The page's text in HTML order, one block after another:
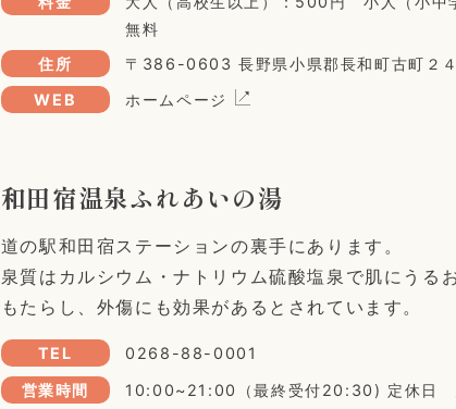
無料
住所
〒386-0603 長野県小県郡長和町古町２４
WEB
ホームページ
和田宿温泉ふれあいの湯
道の駅和田宿ステーションの裏手にあります。
泉質はカルシウム・ナトリウム硫酸塩泉で肌にうる
もたらし、外傷にも効果があるとされています。
TEL
0268-88-0001
営業時間
10:00~21:00（最終受付20:30) 定休日